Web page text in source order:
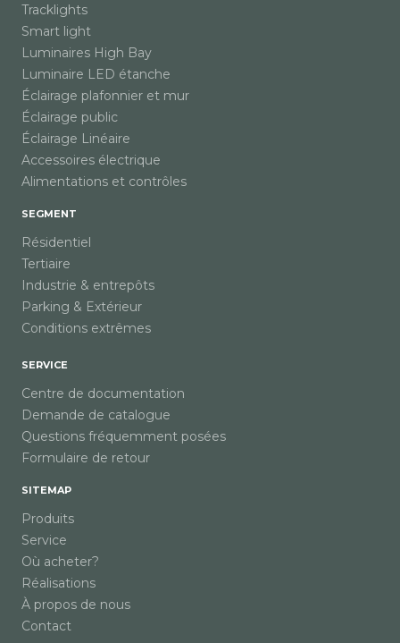
Tracklights
Smart light
Luminaires High Bay
Luminaire LED étanche
Éclairage plafonnier et mur
Éclairage public
Éclairage Linéaire
Accessoires électrique
Alimentations et contrôles
SEGMENT
Résidentiel
Tertiaire
Industrie & entrepôts
Parking & Extérieur
Conditions extrêmes
SERVICE
Centre de documentation
Demande de catalogue
Questions fréquemment posées
Formulaire de retour
SITEMAP
Produits
Service
Où acheter?
Réalisations
À propos de nous
Contact